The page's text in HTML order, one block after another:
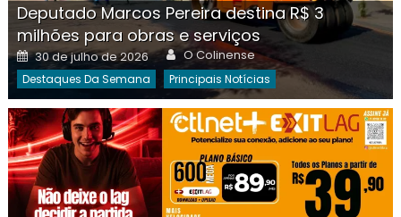
Deputado Marcos Pereira destina R$ 3
milhões para obras e serviços
Posted
on
30 de julho de 2026 Author
O Colinense
Destaques Da Semana Principais Notícias